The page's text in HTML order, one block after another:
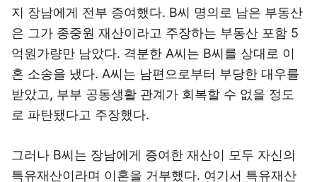
지 장남에게 전부 증여했다. B씨 명의로 남은 부동산
은 그가 종중원 재산이라고 주장하는 부동산 포함 5
억원가량만 남았다. 격분한 A씨는 B씨를 상대로 이
혼 소송을 냈다. A씨는 남편으로부터 부당한 대우를
받았고, 부부 공동생활 관계가 회복할 수 없을 정도
로 파탄됐다고 주장했다.
그러나 B씨는 장남에게 증여한 재산이 모두 자신의
특유재산이라며 이혼을 거부했다. 여기서 특유재산